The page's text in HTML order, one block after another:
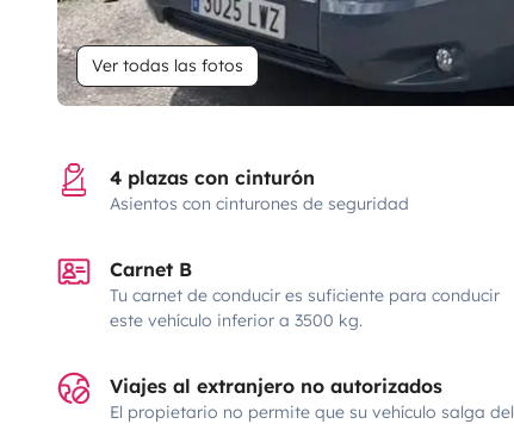
Ver todas las fotos
4 plazas con cinturón
Asientos con cinturones de seguridad
Carnet B
Tu carnet de conducir es suficiente para conducir
este vehículo inferior a 3500 kg.
Viajes al extranjero no autorizados
El propietario no permite que su vehículo salga del